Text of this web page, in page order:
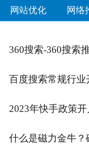
网站优化 网络
360搜索-360搜索
百度搜索常规行业
2023年快手政策开